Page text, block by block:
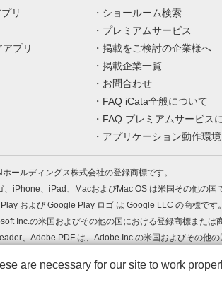
リ
プリ
ショールーム検索
プレミアムサービス
掲載をご検討の企業様へ
掲載企業一覧
お問合わせ
FAQ iCata全般について
FAQ プレミアムサービス
アプリケーション動作環境
ールディングス株式会社の登録商標です。
iPhone、iPad、MacおよびMac OS は米国その他の国
および Google Play ロゴ は Google LLC の商標です。
Inc.の米国およびその他の国における登録商標または
、Adobe PDF は、Adobe Inc.の米国およびその他の
are necessary for our site to work